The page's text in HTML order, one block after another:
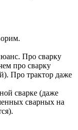
Про сварку
про сварку
Про трактор даже
сварке (даже
сварных на